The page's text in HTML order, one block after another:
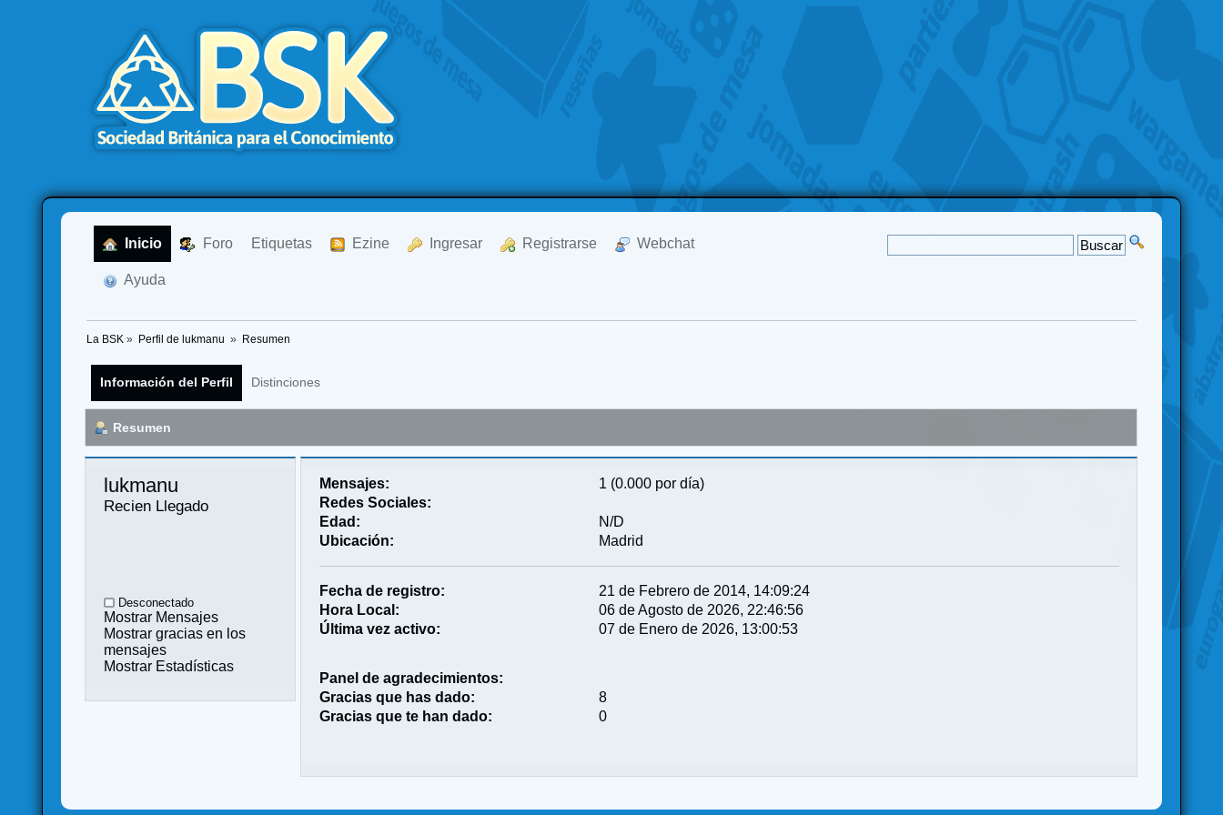
Inicio Foro Etiquetas Ezine Ingresar Registrarse Webchat
Ayuda
La BSK » Perfil de lukmanu » Resumen
Información del Perfil Distinciones
Resumen
lukmanu
Recien Llegado
Desconectado
Mostrar Mensajes
Mostrar gracias en los
mensajes
Mostrar Estadísticas
Mensajes:
1 (0.000 por día)
Redes Sociales:
Edad:
N/D
Ubicación:
Madrid
Fecha de registro:
21 de Febrero de 2014, 14:09:24
Hora Local:
06 de Agosto de 2026, 22:46:56
Última vez activo:
07 de Enero de 2026, 13:00:53
Panel de agradecimientos:
Gracias que has dado:
8
Gracias que te han dado:
0